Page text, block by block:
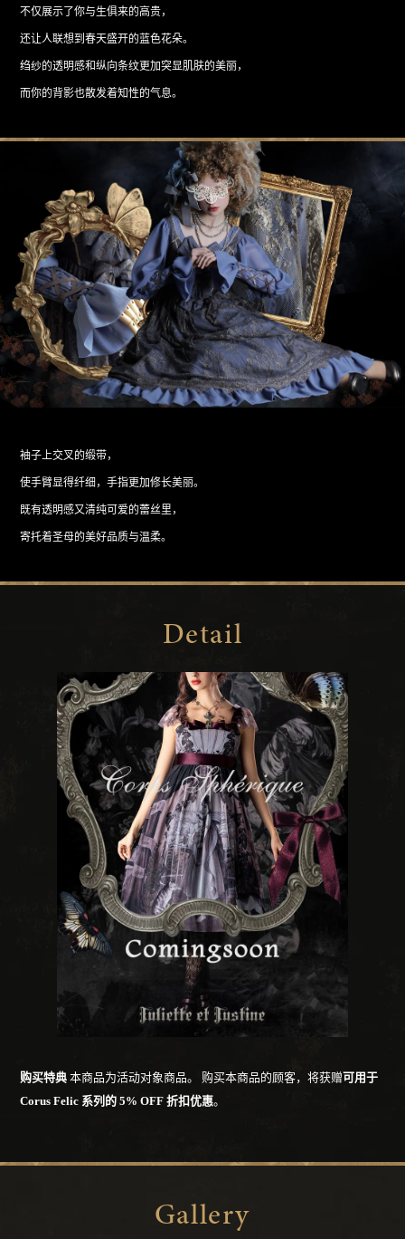
不仅展示了你与生俱来的高贵，
还让人联想到春天盛开的蓝色花朵。
绉纱的透明感和纵向条纹更加突显肌肤的美丽，
而你的背影也散发着知性的气息。
袖子上交叉的缎带，
使手臂显得纤细，手指更加修长美丽。
既有透明感又清纯可爱的蕾丝里，
寄托着圣母的美好品质与温柔。
Detail
购买特典 本商品为活动对象商品。 购买本商品的顾客，将获赠可用于
Corus Felic 系列的 5% OFF 折扣优惠。
Gallery